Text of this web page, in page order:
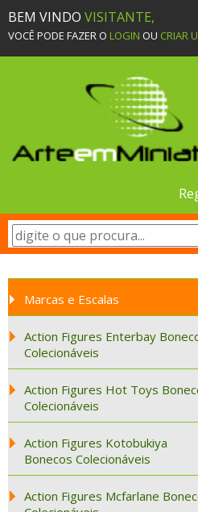
BEM VINDO VISITANTE,
VOCÊ PODE FAZER O LOGIN OU CRIAR
Marcas e Escalas
Action Figures Enterbay
Colecionáveis
Action Figures Hot Toys
Colecionáveis
Action Figures Kotobukiya
Bonecos Colecionáveis
Action Figures Mcfarlane